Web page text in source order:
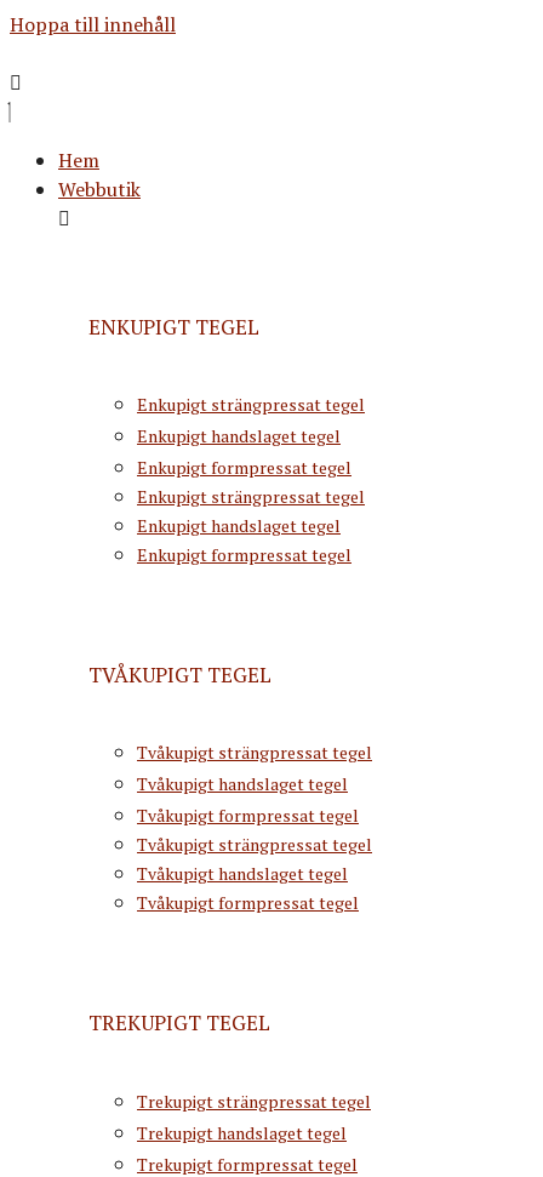
Hoppa till innehåll
Hem
Webbutik
ENKUPIGT TEGEL
Enkupigt strängpressat tegel
Enkupigt handslaget tegel
Enkupigt formpressat tegel
Enkupigt strängpressat tegel
Enkupigt handslaget tegel
Enkupigt formpressat tegel
TVÅKUPIGT TEGEL
Tvåkupigt strängpressat tegel
Tvåkupigt handslaget tegel
Tvåkupigt formpressat tegel
Tvåkupigt strängpressat tegel
Tvåkupigt handslaget tegel
Tvåkupigt formpressat tegel
TREKUPIGT TEGEL
Trekupigt strängpressat tegel
Trekupigt handslaget tegel
Trekupigt formpressat tegel